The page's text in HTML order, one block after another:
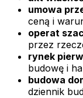
umowa
ceną i
operat
przez
rynek
budowę i
budowa
dziennik